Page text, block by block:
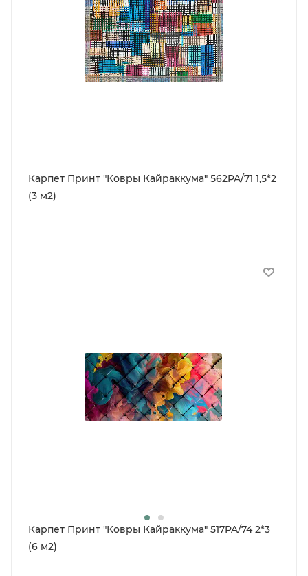
Карпет Принт "Ковры Кайраккума" 562PA/71 1,5*2
(3 м2)
Карпет Принт "Ковры Кайраккума" 517PA/74 2*3
(6 м2)